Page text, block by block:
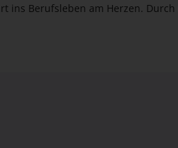
ins Berufsleben am Herzen.